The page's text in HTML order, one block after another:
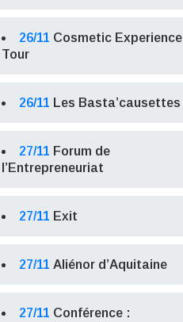
26/11 Cosmetic Experience
Tour
26/11 Les Basta’causettes
27/11 Forum de
l’Entrepreneuriat
27/11 Exit
27/11 Aliénor d’Aquitaine
27/11 Conférence :